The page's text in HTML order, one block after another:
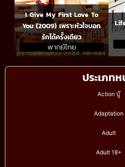
ประเภท
Action บู๊
Adaptation
Adult
Adult 18+
I Give My First Love To
You (2009) เพราะหัวใจบอก
รักได้ครั้งเดียว
พากย์ไทย